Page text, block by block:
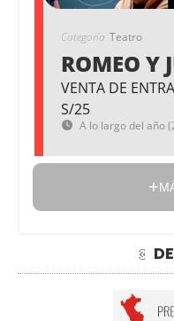
Categoría Teatro
ROMEO Y
VENTA DE
S/25
A lo largo del año